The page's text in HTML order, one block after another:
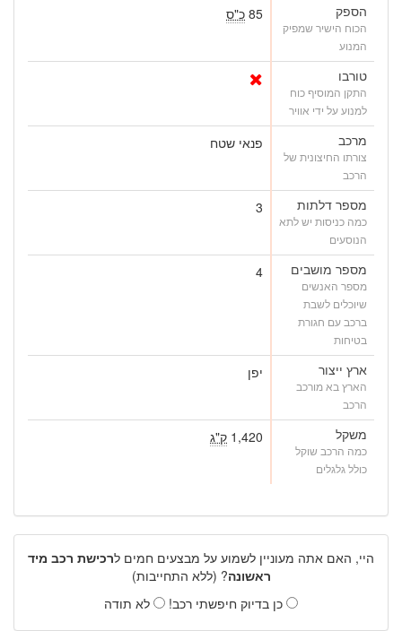
הספק
הכוח הישיר שמפיק
המנוע
85 כ"ס
טורבו
התקן המוסיף כוח
למנוע על ידי אוויר
מרכב
צורתו החיצונית של
הרכב
פנאי שטח
מספר דלתות
כמה כניסות יש לתא
הנוסעים
3
מספר מושבים
מספר האנשים
שיוכלים לשבת
ברכב עם חגורת
בטיחות
4
ארץ ייצור
הארץ בא מורכב
הרכב
יפן
משקל
כמה הרכב שוקל
כולל גלגלים
1,420 ק"ג
היי, האם אתה מעוניין לשמוע על מבצעים חמים לרכישת רכב מיד
ראשונה? (ללא התחייבות)
כן בדיוק חיפשתי רכב!
לא תודה